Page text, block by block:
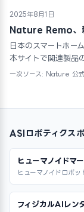
2025年8月1日
Nature Remo、
日本のスマートホー
本サイトで関連製品
一次ソース: Nature 公
ASIロボティクス
ヒューマノイドマ
ヒューマノイドロボ
フィジカルAIレン